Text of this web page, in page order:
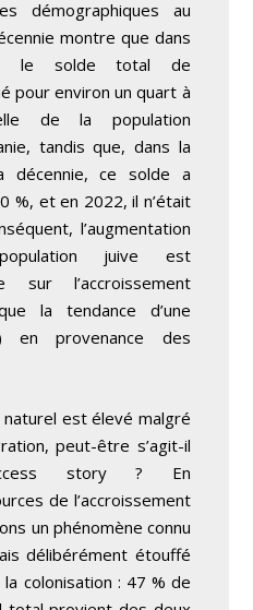
démographiques au
montre que dans
le solde total de
pour environ un quart à
de la population
tandis que, dans la
décennie, ce solde a
%, et en 2022, il n’était
l’augmentation
juive est
sur l’accroissement
la tendance d’une
en provenance des
naturel est élevé malgré
peut-être s’agit-il
story ? En
de l’accroissement
un phénomène connu
délibérément étouffé
colonisation : 47 % de